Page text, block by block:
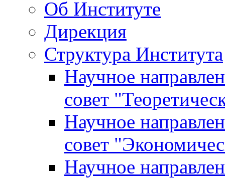
Об Институте
Дирекция
Структура Института
Научное
совет
Научное
совет
Научное